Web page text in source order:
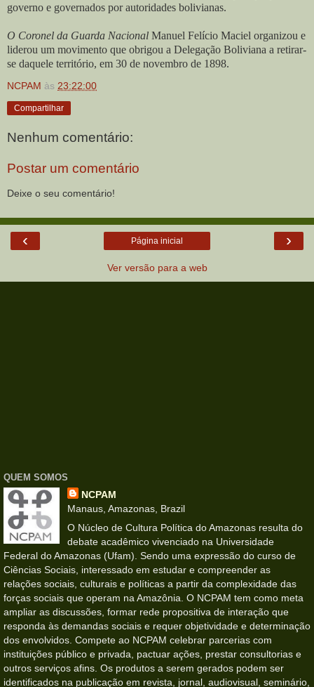
governo e governados por autoridades bolivianas.
O Coronel da Guarda Nacional Manuel Felício Maciel organizou e
liderou um movimento que obrigou a Delegação Boliviana a retirar-
se daquele território, em 30 de novembro de 1898.
NCPAM às 23:22:00
Compartilhar
Nenhum comentário:
Postar um comentário
Deixe o seu comentário!
‹ ›
Página inicial
Ver versão para a web
QUEM SOMOS
NCPAM
Manaus, Amazonas, Brazil
O Núcleo de Cultura Política do Amazonas resulta do
debate acadêmico vivenciado na Universidade
Federal do Amazonas (Ufam). Sendo uma expressão do curso de
Ciências Sociais, interessado em estudar e compreender as
relações sociais, culturais e políticas a partir da complexidade das
forças sociais que operam na Amazônia. O NCPAM tem como meta
ampliar as discussões, formar rede propositiva de interação que
responda às demandas sociais e requer objetividade e determinação
dos envolvidos. Compete ao NCPAM celebrar parcerias com
instituições público e privada, pactuar ações, prestar consultorias e
outros serviços afins. Os produtos a serem gerados podem ser
identificados na publicação em revista, jornal, audiovisual, seminário,